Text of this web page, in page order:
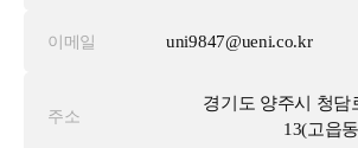
이메일 uni9847@ueni.co.kr
주소
경기도 양주시 청담
13(고읍